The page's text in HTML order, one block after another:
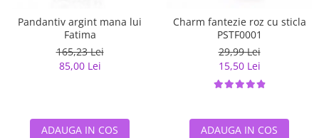
Pandantiv argint mana lui
Fatima
165,23 Lei
85,00 Lei
ADAUGA IN COS
Charm fantezie roz cu sticla
PSTF0001
29,99 Lei
15,50 Lei
ADAUGA IN COS